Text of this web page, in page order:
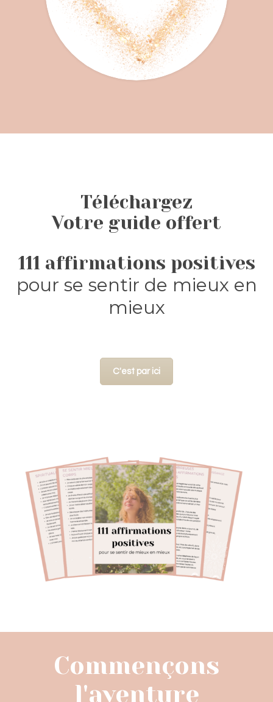
Téléchargez
Votre guide offert
111 affirmations positives
pour se sentir de mieux en
mieux
C'est par ici
Commençons
l'aventure